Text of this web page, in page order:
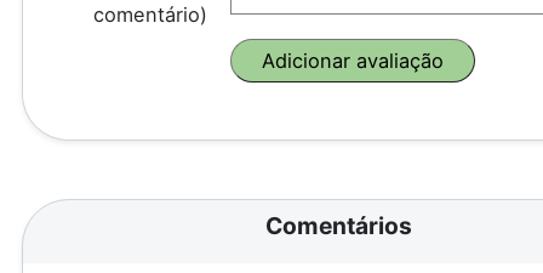
comentário)
Comentários